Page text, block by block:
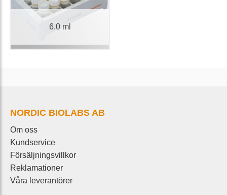
6.0 ml
NORDIC BIOLABS AB
Om oss
Kundservice
Försäljningsvillkor
Reklamationer
Våra leverantörer